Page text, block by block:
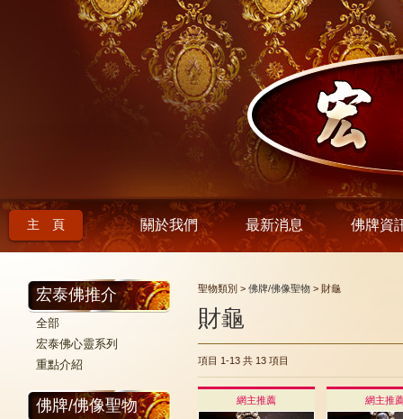
主 頁 關於我們 最新消息 佛牌資
宏泰佛推介
全部
宏泰佛心靈系列
重點介紹
佛牌/佛像聖物
聖物類別 > 佛牌/佛像聖物 > 財龜
財龜
項目 1-13 共 13 項目
網主推薦 網主推